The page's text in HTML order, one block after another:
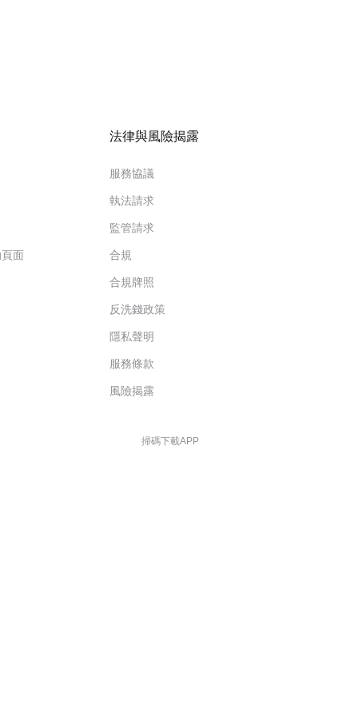
頁面
法律與風險揭露
服務協議
執法請求
監管請求
合規
合規牌照
反洗錢政策
隱私聲明
服務條款
風險揭露
掃碼下載APP